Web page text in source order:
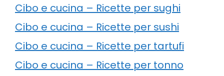
Cibo e cucina – Ricette per sughi
Cibo e cucina – Ricette per sushi
Cibo e cucina – Ricette per tartufi
Cibo e cucina – Ricette per tonno